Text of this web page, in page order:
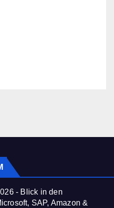
- Blick in den
SAP, Amazon &